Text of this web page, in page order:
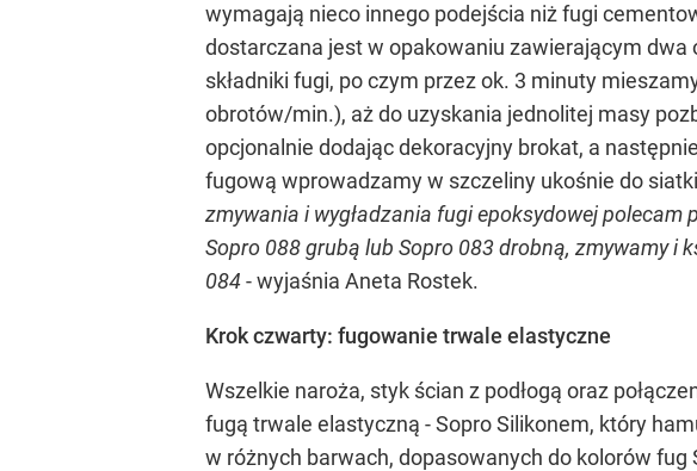
wymagają nieco innego podejścia niż fugi
dostarczana jest w opakowaniu zawierającym dwa
składniki fugi, po czym przez ok. 3 minuty
obrotów/min.), aż do uzyskania jednolitej masy
opcjonalnie dodając dekoracyjny brokat, a
fugową wprowadzamy w szczeliny ukośnie do
zmywania i wygładzania fugi epoksydowej polecam
Sopro 088 grubą lub Sopro 083 drobną, zmywamy i
084- wyjaśnia Aneta Rostek.
Krok czwarty: fugowanie trwale elastyczne
Wszelkie naroża, styk ścian z podłogą oraz
fugą trwale elastyczną - Sopro Silikonem, który
w różnych barwach, dopasowanych do kolorów